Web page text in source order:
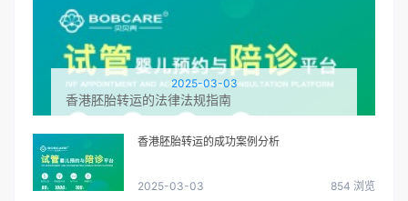
2025-03-03
香港胚胎转运的法律法规指南
香港胚胎转运的成功案例分析
2025-03-03 854 浏览